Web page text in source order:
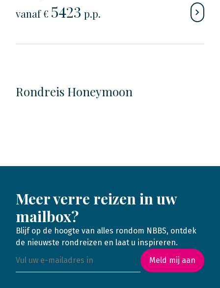
vanaf € 5423 p.p.
Rondreis Honeymoon
Meer verre reizen in uw
mailbox?
Blijf op de hoogte van alles rondom NBBS, ontdek
de nieuwste rondreizen en laat u inspireren.
Meld mij aan